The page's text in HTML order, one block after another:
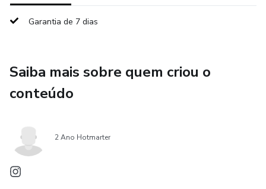
Garantia de 7 dias
Saiba mais sobre quem criou o
conteúdo
2 Ano Hotmarter